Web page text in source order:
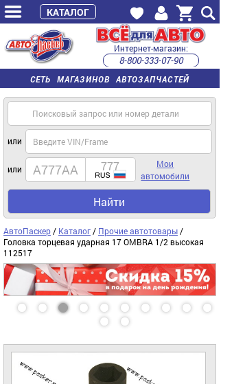
СЕТЬ МАГАЗИНОВ АВТОЗАПЧАСТЕЙ
Интернет-магазин:
8-800-333-07-90
часы работы с 9:00 до 22:00 (пн-пт)
или
или
Мои
автомобили
Найти
АвтоПаскер / Каталог / Прочие автотовары /
Головка торцевая ударная 17 OMBRA 1/2 высокая
112517
КАТАЛОГ